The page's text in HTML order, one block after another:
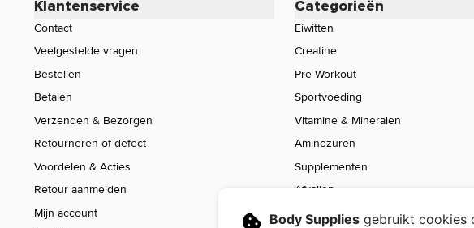
Klantenservice
Contact
Veelgestelde vragen
Bestellen
Betalen
Verzenden & Bezorgen
Retourneren of defect
Voordelen & Acties
Retour aanmelden
Mijn account
Categorieën
Eiwitten
Creatine
Pre-Workout
Sportvoeding
Vitamine & Mineralen
Aminozuren
Supplementen
Afvallen
Voeding
Body Suppliesgebruikt cookies